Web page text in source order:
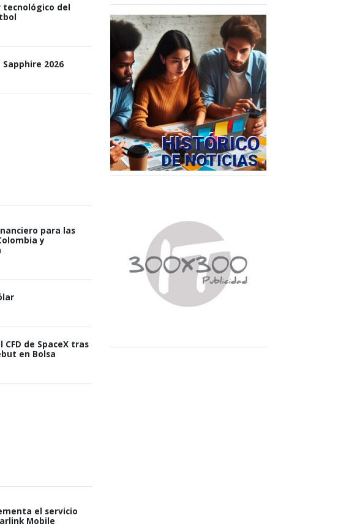
tecnológico del
Sapphire 2026
para las
y
CFD de SpaceX tras
en Bolsa
el servicio
Mobile